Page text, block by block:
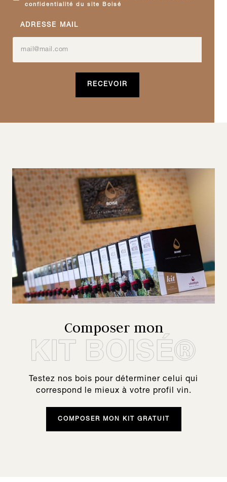
confidentialité du site Boisé
ADRESSE MAIL
Composer mon
Testez nos bois pour déterminer celui qui
correspond le mieux à votre profil vin.
COMPOSER MON KIT GRATUIT